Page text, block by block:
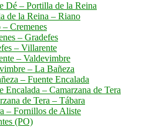
Dé – Portilla de la Reina
de la Reina – Riano
– Cremenes
– Gradefes
– Villarente
– Valdevimbre
– La Bañeza
– Fuente Encalada
Encalada – Camarzana de Tera
de Tera – Tábara
– Fornillos de Aliste
(PO)